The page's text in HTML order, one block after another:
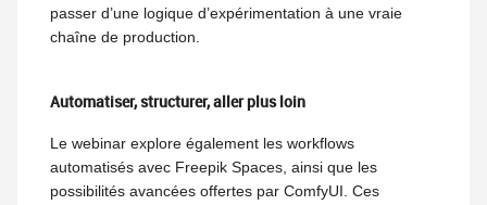
passer d’une logique d’expérimentation à une vraie
chaîne de production.
Automatiser, structurer, aller plus loin
Le webinar explore également les workflows
automatisés avec Freepik Spaces, ainsi que les
possibilités avancées offertes par ComfyUI. Ces